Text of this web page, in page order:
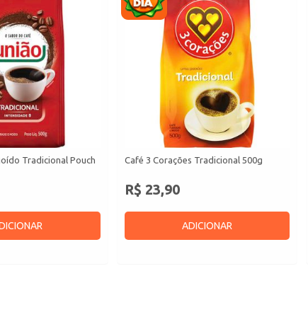
Tradicional Pouch
Café 3 Corações Tradicional 500g
R$ 23,90
ADICIONAR